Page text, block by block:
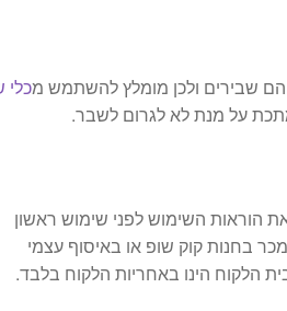
שבירים ולכן מומלץ להשתמש מכלי
על מנת לא לגרום לשבר.
הוראות השימוש לפני שימוש ראשון
בחנות קוק שופ או באיסוף עצמי
הלקוח הינו באחריות הלקוח בלבד.